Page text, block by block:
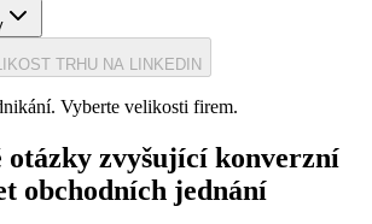
TRHU NA LINKEDIN
Vyberte velikosti firem.
zvyšující konverzní
obchodních jednání